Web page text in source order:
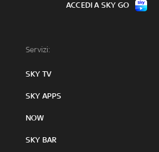
Servizi:
SKY TV
SKY APPS
NOW
SKY BAR
ACCEDI A SKY GO